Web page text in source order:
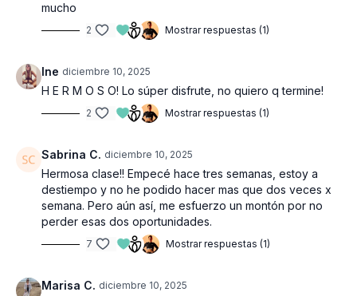
mucho
2 Mostrar respuestas (1)
Ine diciembre 10, 2025
H E R M O S O! Lo súper disfrute, no quiero q termine!
2 Mostrar respuestas (1)
Sabrina C. diciembre 10, 2025
Hermosa clase!! Empecé hace tres semanas, estoy a
destiempo y no he podido hacer mas que dos veces x
semana. Pero aún así, me esfuerzo un montón por no
perder esas dos oportunidades.
7 Mostrar respuestas (1)
Marisa C. diciembre 10, 2025